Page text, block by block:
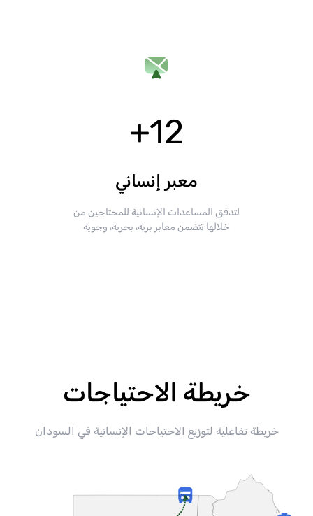
+12
معبر إنساني
لتدفق المساعدات الإنسانية للمحتاجين من
خلالها تتضمن معابر برية، بحرية، وجوية
خريطة الاحتياجات
خريطة تفاعلية لتوزيع الاحتياجات الإنسانية في السودان